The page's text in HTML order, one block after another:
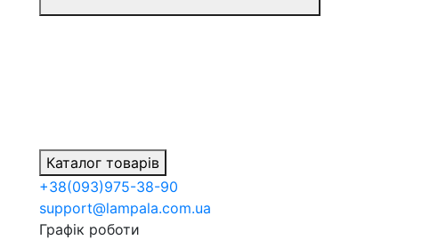
Каталог товарів
+38(093)975-38-90
support@lampala.com.ua
Графік роботи